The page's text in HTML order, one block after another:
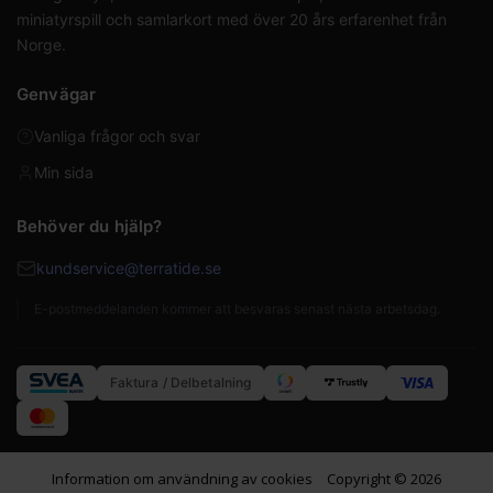
miniatyrspill och samlarkort med över 20 års erfarenhet från
Norge.
Genvägar
Vanliga frågor och svar
Min sida
Behöver du hjälp?
kundservice@terratide.se
Faktura / Delbetalning
Information om användning av cookies
Copyright © 2026